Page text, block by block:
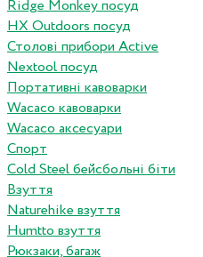
Ridge Monkey посуд
HX Outdoors посуд
Столові прибори Active
Nextool посуд
Портативні кавоварки
Wacaco кавоварки
Wacaco аксесуари
Спорт
Cold Steel бейсбольні біти
Взуття
Naturehike взуття
Humtto взуття
Рюкзаки, багаж